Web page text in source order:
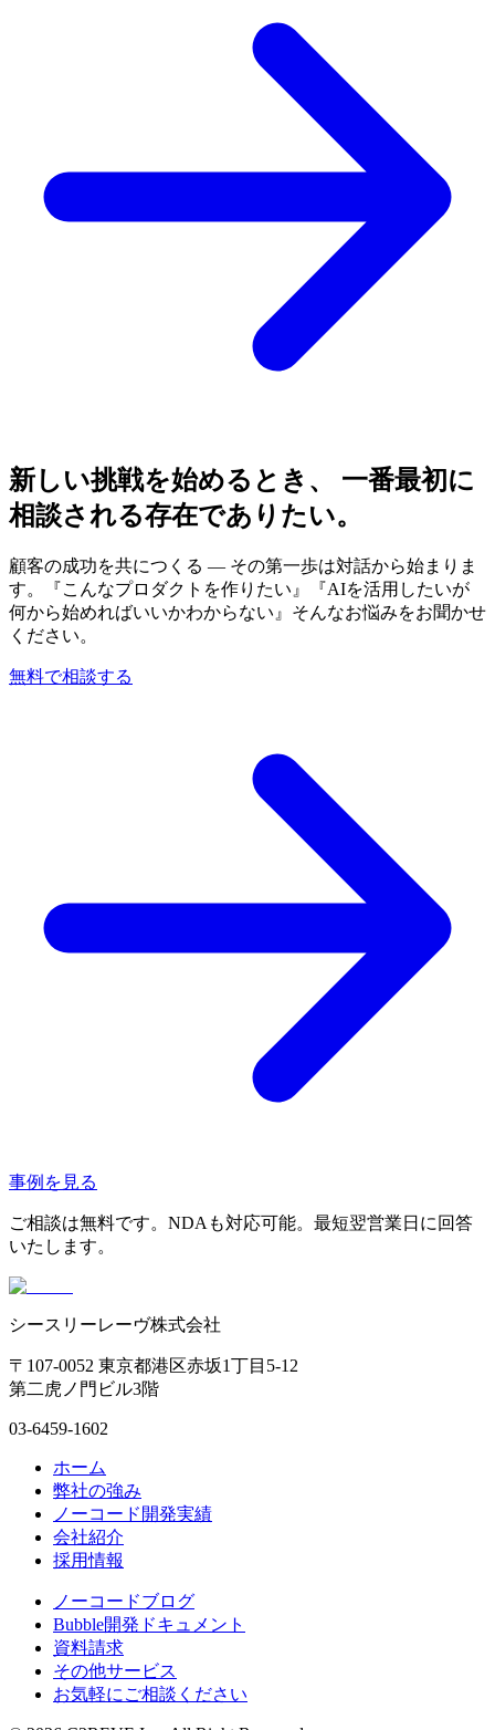
新しい挑戦を始めるとき、 一番最初に
相談される存在でありたい。
顧客の成功を共につくる — その第一歩は対話から始まりま
す。『こんなプロダクトを作りたい』『AIを活用したいが
何から始めればいいかわからない』そんなお悩みをお聞かせ
ください。
無料で相談する
事例を見る
ご相談は無料です。NDAも対応可能。最短翌営業日に回答
いたします。
シースリーレーヴ株式会社
〒107-0052 東京都港区赤坂1丁目5-12
第二虎ノ門ビル3階
03-6459-1602
ホーム
弊社の強み
ノーコード開発実績
会社紹介
採用情報
ノーコードブログ
Bubble開発ドキュメント
資料請求
その他サービス
お気軽にご相談ください